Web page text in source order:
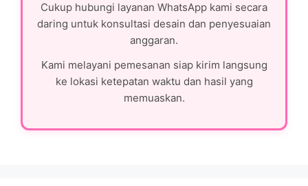
Cukup hubungi layanan WhatsApp kami secara
daring untuk konsultasi desain dan penyesuaian
anggaran.
Kami melayani pemesanan siap kirim langsung
ke lokasi ketepatan waktu dan hasil yang
memuaskan.